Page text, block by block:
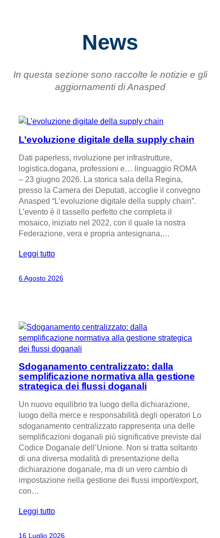
News
In questa sezione sono raccolte le notizie e gli
aggiornamenti di Anasped
L’evoluzione digitale della supply chain
Dati paperless, rivoluzione per infrastrutture,
logistica,dogana, professioni e… linguaggio ROMA
– 23 giugno 2026. La storica sala della Regina,
presso la Camera dei Deputati, accoglie il convegno
Anasped “L’evoluzione digitale della supply chain”.
L’evento è il tassello perfetto che completa il
mosaico, iniziato nel 2022, con il quale la nostra
Federazione, vera e propria antesignana,…
Leggi tutto
6 Agosto 2026
Sdoganamento centralizzato: dalla
semplificazione normativa alla gestione
strategica dei flussi doganali
Un nuovo equilibrio tra luogo della dichiarazione,
luogo della merce e responsabilità degli operatori Lo
sdoganamento centralizzato rappresenta una delle
semplificazioni doganali più significative previste dal
Codice Doganale dell’Unione. Non si tratta soltanto
di una diversa modalità di presentazione della
dichiarazione doganale, ma di un vero cambio di
impostazione nella gestione dei flussi import/export,
con…
Leggi tutto
16 Luglio 2026